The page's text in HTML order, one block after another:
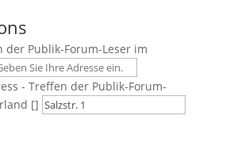
der Publik-Forum-Leser im
- Treffen der Publik-Forum-
[]